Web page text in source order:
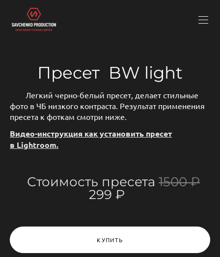
Пресет BW light
Легкий черно-белый пресет, делает стильные
фото в ЧБ низкого контраста. Результат применения
пресета к фоткам смотри ниже.
Видео-инструкция как установить пресет
в Lightroom.
Стоимость пресета 1500 ₽
299 ₽
КУПИТЬ